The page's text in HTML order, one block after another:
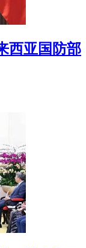
西亚国防部